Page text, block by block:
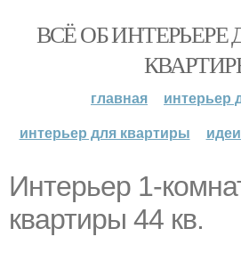
ВСЁ ОБ
главная
интерьер
интерьер для квартиры
Интерьер 1-
квартиры 44 кв.